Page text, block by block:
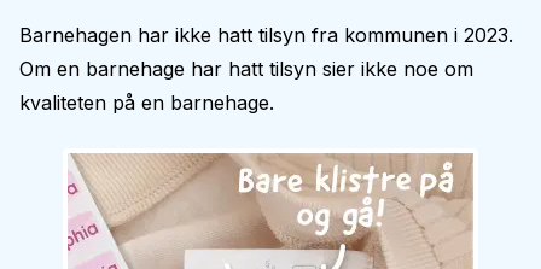
Barnehagen har ikke hatt tilsyn fra kommunen i 2023.
Om en barnehage har hatt tilsyn sier ikke noe om
kvaliteten på en barnehage.